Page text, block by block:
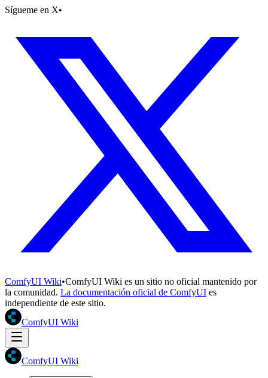
Sígueme en X•
ComfyUI Wiki•ComfyUI Wiki es un sitio no oficial mantenido por
la comunidad. La documentación oficial de ComfyUI es
independiente de este sitio.
ComfyUI Wiki
ComfyUI Wiki